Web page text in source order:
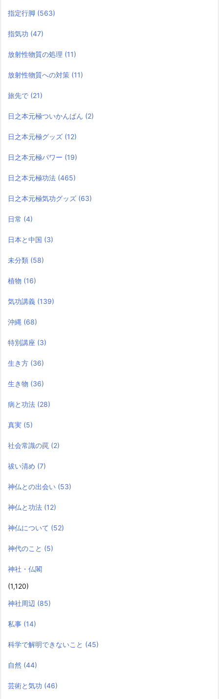
指定行脚 (563)
指気功 (47)
放射性物質の処理 (11)
放射性物質への対策 (11)
旅先で (21)
日之本元極ついかんばん (2)
日之本元極グッズ (12)
日之本元極パワー (19)
日之本元極功法 (465)
日之本元極気功グッズ (63)
日常 (4)
日本と中国 (3)
未分類 (58)
植物 (16)
気功講義 (139)
沖縄 (68)
特別講座 (3)
生き方 (36)
生き物 (36)
病と功法 (28)
真実 (5)
社会常識の罠 (2)
祓い清め (7)
神仏との出会い (53)
神仏と功法 (12)
神仏について (52)
神代のこと (5)
神社・仏閣
(1,120)
神社周辺 (85)
私事 (14)
科学で解明できないこと (45)
自然 (44)
芸術と気功 (46)